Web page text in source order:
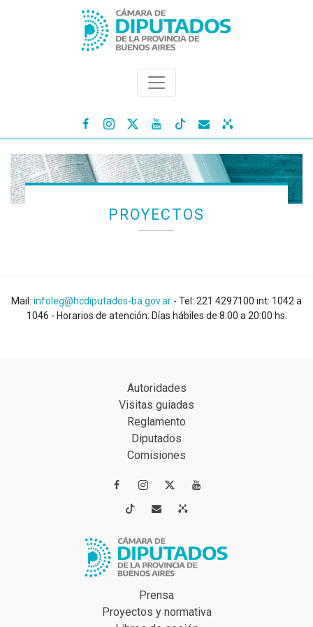
   
PROYECTOS
Mail: infoleg@hcdiputados-ba.gov.ar - Tel: 221 4297100 int: 1042 a
1046 - Horarios de atención: Días hábiles de 8:00 a 20:00 hs.
Autoridades
Visitas guiadas
Reglamento
Diputados
Comisiones
 
 
Prensa
Proyectos y normativa